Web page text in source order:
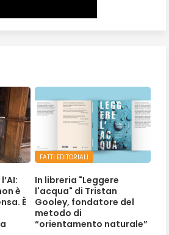
è
È
FATTI EDITORIALI
In libreria "Leggere
l'acqua" di Tristan
Gooley, fondatore del
metodo di
“orientamento naturale”